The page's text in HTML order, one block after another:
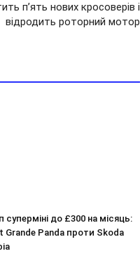
п’ять нових кросоверів і
відродить роторний мотор
суперміні до £300 на місяць:
Grande Panda проти Skoda